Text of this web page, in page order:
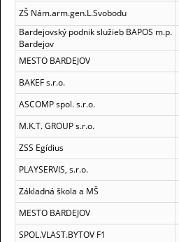
ZŠ Nám.arm.gen.L.Svobodu
Bardejovský podnik služieb BAPOS m.p.
Bardejov
MESTO BARDEJOV
BAKEF s.r.o.
ASCOMP spol. s.r.o.
M.K.T. GROUP s.r.o.
ZSS Egídius
PLAYSERVIS, s.r.o.
Základná škola a MŠ
MESTO BARDEJOV
SPOL.VLAST.BYTOV F1